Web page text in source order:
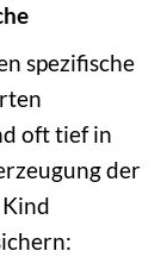
spezifische
oft tief in
der